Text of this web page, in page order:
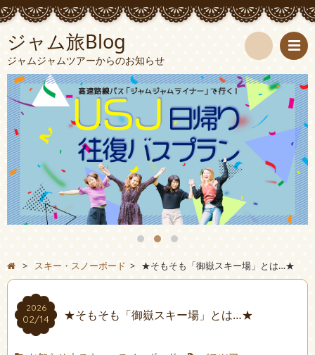
ジャム旅Blog
ジャムジャムツアーからのお知らせ
検
索
> スキー・スノーボード > ★そもそも「御嶽スキー場」とは…★
2026
02/14 ★そもそも「御嶽スキー場」とは…★